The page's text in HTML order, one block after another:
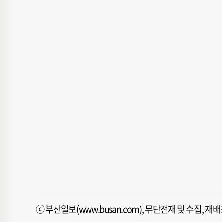
ⓒ 부산일보(www.busan.com), 무단전재 및 수집, 재